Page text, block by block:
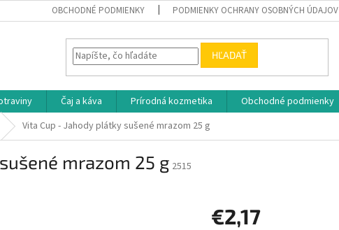
OBCHODNÉ PODMIENKY PODMIENKY OCHRANY OSOBNÝCH ÚDAJOV
HĽADAŤ
Čaj a káva Prírodná kozmetika Obchodné podmienky
Vita Cup - Jahody plátky sušené mrazom 25 g
mrazom 25 g 2515
€2,17